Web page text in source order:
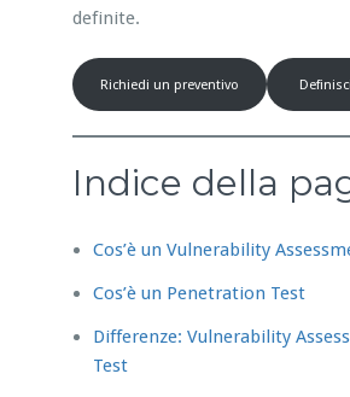
definite.
Richiedi un preventivo
Indice della
Cos’è un Vulnerability
Cos’è un Penetration Test
Differenze: Vulnerability
Test